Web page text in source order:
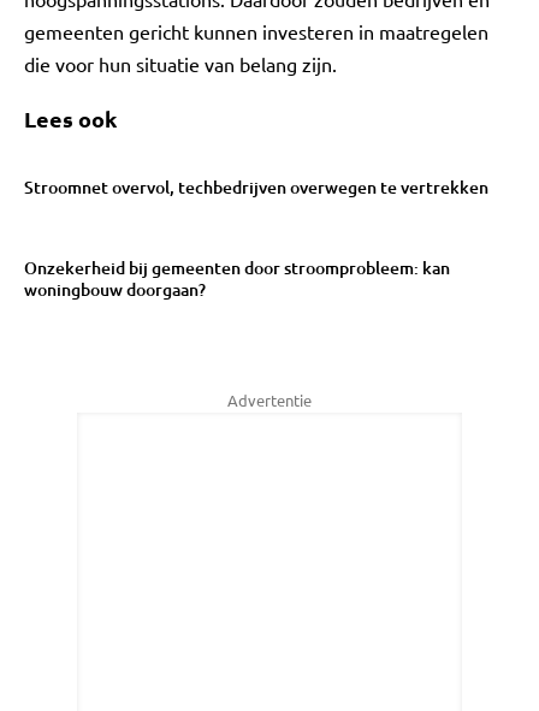
gemeenten gericht kunnen investeren in maatregelen
die voor hun situatie van belang zijn.
Lees ook
Stroomnet overvol, techbedrijven overwegen te vertrekken
Onzekerheid bij gemeenten door stroomprobleem: kan
woningbouw doorgaan?
Advertentie